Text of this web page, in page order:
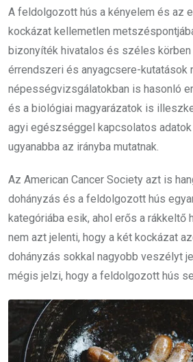
A feldolgozott hús a kényelem és az
kockázat kellemetlen
bizonyíték hivatalos és széles
érrendszeri és anyagcsere-kutatások
népességvizsgálatokban is hasonló
és a biológiai magyarázatok is
agyi egészséggel kapcsolatos
ugyanabba az irányba mutatnak.
Az American Cancer Society azt is
dohányzás és a feldolgozott hús
kategóriába esik, ahol erős a rákkeltő
nem azt jelenti, hogy a két kockázat
dohányzás sokkal nagyobb veszélyt
mégis jelzi, hogy a feldolgozott hús